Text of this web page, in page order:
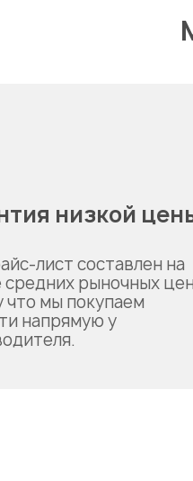
низкой
лист составлен на
средних рыночных
что мы покупаем
напрямую у